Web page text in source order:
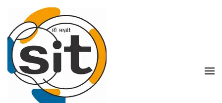
inhoud
(druk
enter)